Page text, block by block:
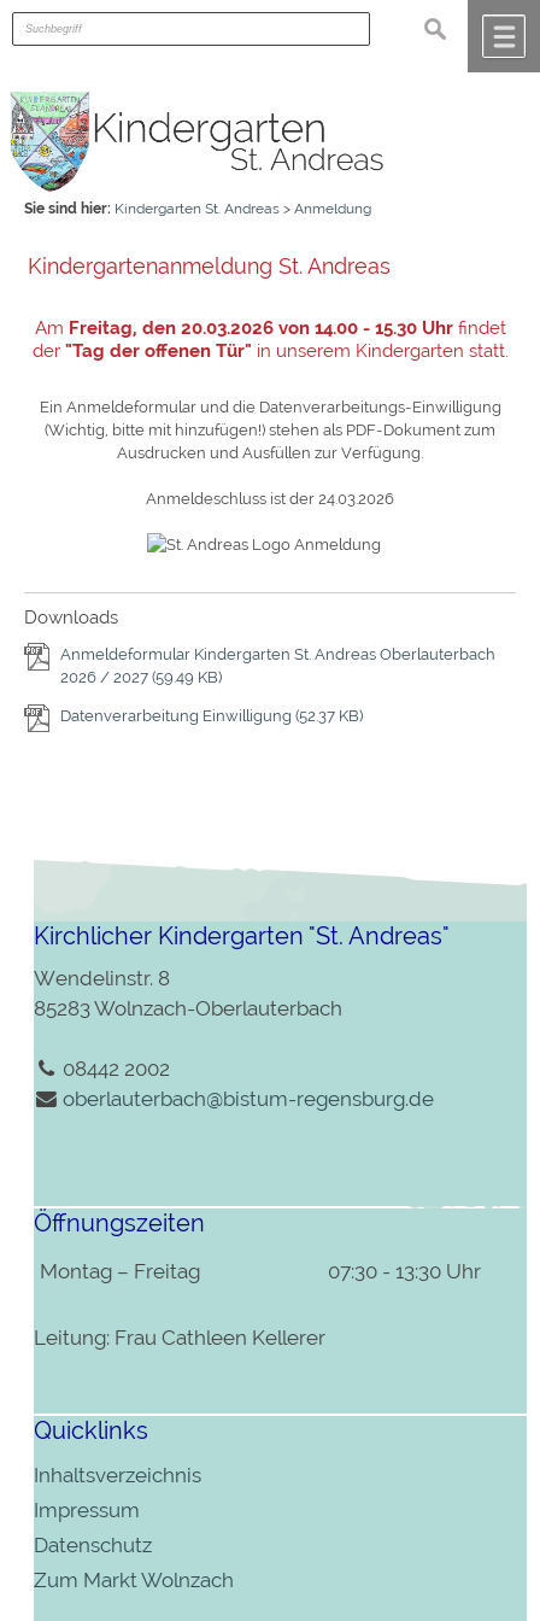
Zum Inhalt,zur Navigationoderzur Startseitespringen.
suchen
Sie sind hier: Kindergarten St. Andreas> Anmeldung
Kindergartenanmeldung St. Andreas
Am Freitag, den 20.03.2026 von 14.00 - 15.30 Uhrfindet
der "Tag der offenen Tür" in unserem Kindergarten statt.
Ein Anmeldeformular und die Datenverarbeitungs-Einwilligung
(Wichtig, bitte mit hinzufügen!) stehen als PDF-Dokument zum
Ausdrucken und Ausfüllen zur Verfügung.
Anmeldeschluss ist der 24.03.2026
Downloads
Anmeldeformular Kindergarten St. Andreas Oberlauterbach
2026 / 2027 (59.49 KB)
Datenverarbeitung Einwilligung (52.37 KB)
Kirchlicher Kindergarten "St. Andreas"
Wendelinstr. 8
85283 Wolnzach-Oberlauterbach
08442 2002
oberlauterbach@bistum-regensburg.de
Öffnungszeiten
Montag – Freitag 07:30 - 13:30 Uhr
Leitung: Frau Cathleen Kellerer
Quicklinks
Inhaltsverzeichnis
Impressum
Datenschutz
Zum Markt Wolnzach